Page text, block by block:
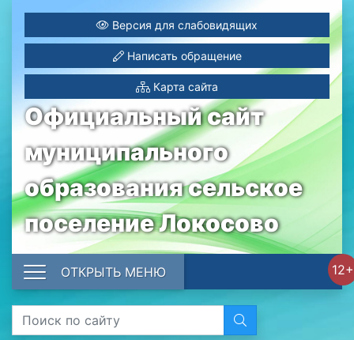
Официальный сайт
муниципального
образования сельское
поселение Локосово
Версия для слабовидящих
Написать обращение
Карта сайта
12+
ОТКРЫТЬ МЕНЮ